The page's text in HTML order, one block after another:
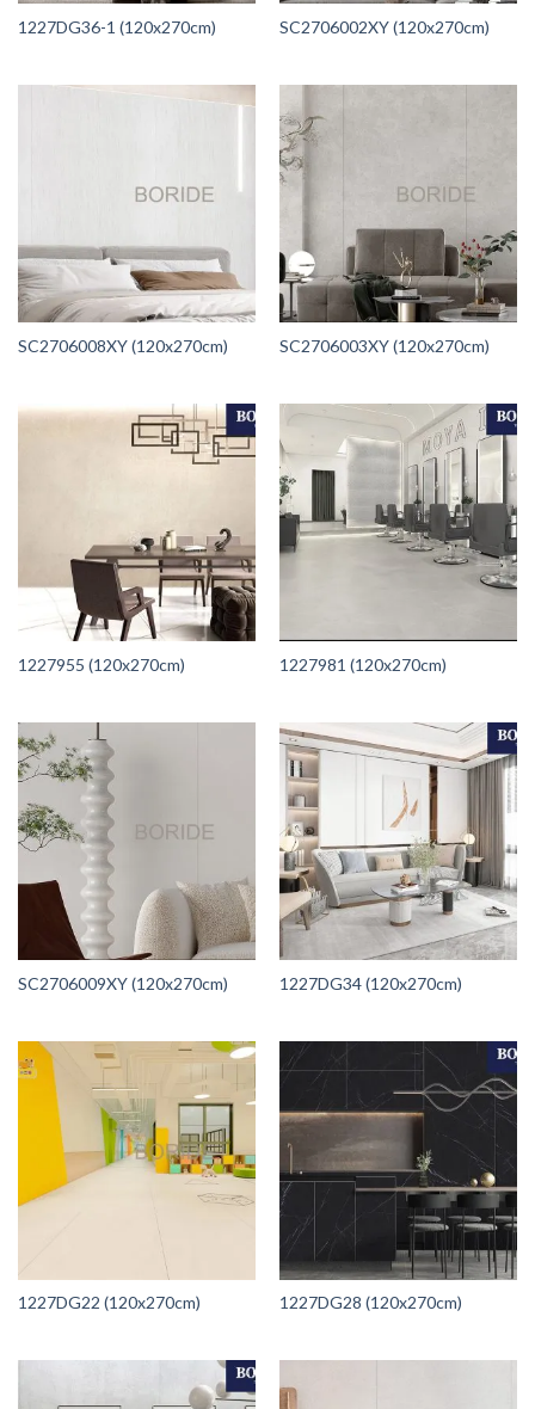
1227DG36-1 (120x270cm) SC2706002XY (120x270cm)
SC2706008XY (120x270cm) SC2706003XY (120x270cm)
1227955 (120x270cm) 1227981 (120x270cm)
SC2706009XY (120x270cm) 1227DG34 (120x270cm)
1227DG22 (120x270cm) 1227DG28 (120x270cm)